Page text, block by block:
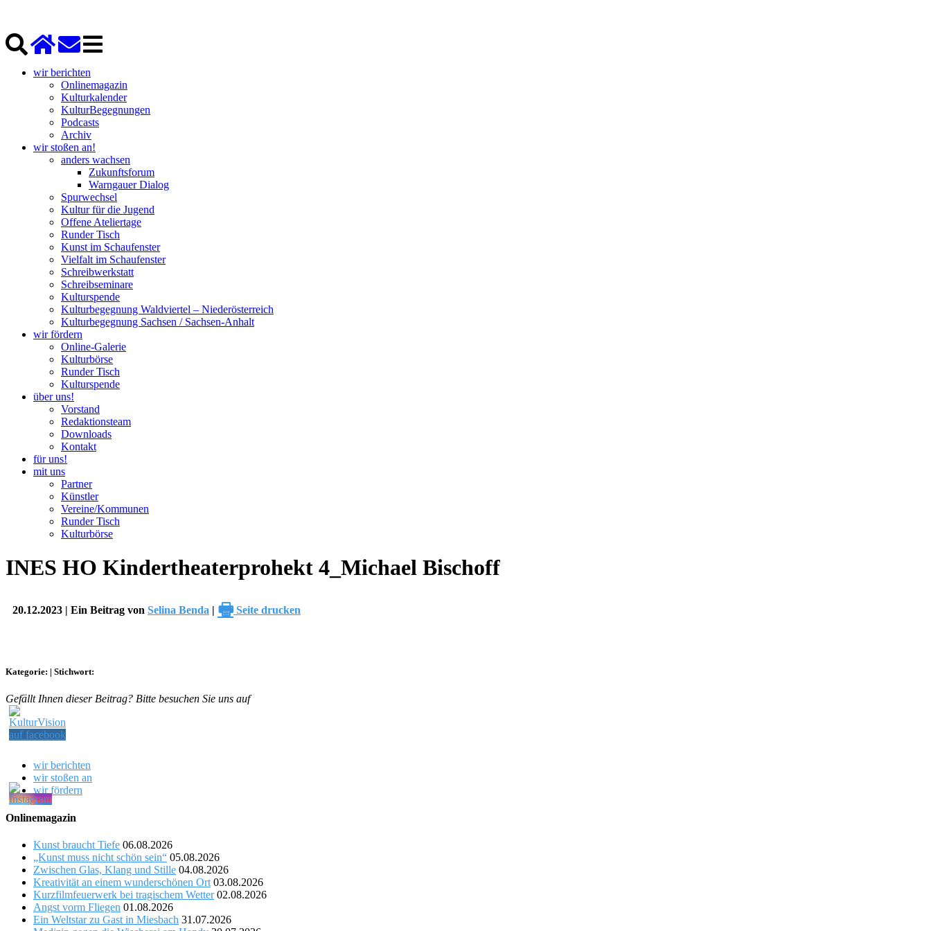
wir berichten
Onlinemagazin
Kulturkalender
KulturBegegnungen
Podcasts
Archiv
wir stoßen an!
anders wachsen
Zukunftsforum
Warngauer Dialog
Spurwechsel
Kultur für die Jugend
Offene Ateliertage
Runder Tisch
Kunst im Schaufenster
Vielfalt im Schaufenster
Schreibwerkstatt
Schreibseminare
Kulturspende
Kulturbegegnung Waldviertel – Niederösterreich
Kulturbegegnung Sachsen / Sachsen-Anhalt
wir fördern
Online-Galerie
Kulturbörse
Runder Tisch
Kulturspende
über uns!
Vorstand
Redaktionsteam
Downloads
Kontakt
für uns!
mit uns
Partner
Künstler
Vereine/Kommunen
Runder Tisch
Kulturbörse
INES HO Kindertheaterprohekt 4_Michael Bischoff
20.12.2023 | Ein Beitrag von Selina Benda | 🖶 Seite drucken
Kategorie: | Stichwort:
Gefällt Ihnen dieser Beitrag? Bitte besuchen Sie uns auf
wir berichten
wir stoßen an
wir fördern
Onlinemagazin
Kunst braucht Tiefe 06.08.2026
„Kunst muss nicht schön sein“ 05.08.2026
Zwischen Glas, Klang und Stille 04.08.2026
Kreativität an einem wunderschönen Ort 03.08.2026
Kurzfilmfeuerwerk bei tragischem Wetter 02.08.2026
Angst vorm Fliegen 01.08.2026
Ein Weltstar zu Gast in Miesbach 31.07.2026